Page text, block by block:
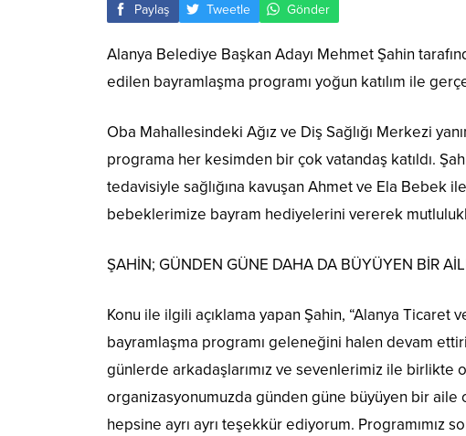
Paylaş Tweetle Gönder
Alanya Belediye Başkan Adayı Mehmet Şahin
edilen bayramlaşma programı yoğun katılım ile
Oba Mahallesindeki Ağız ve Diş Sağlığı Merkezi
programa her kesimden bir çok vatandaş katıldı.
tedavisiyle sağlığına kavuşan Ahmet ve Ela Bebek
bebeklerimize bayram hediyelerini vererek
ŞAHİN; GÜNDEN GÜNE DAHA DA BÜYÜYEN BİR
Konu ile ilgili açıklama yapan Şahin, “Alanya Ticaret
bayramlaşma programı geleneğini halen devam
günlerde arkadaşlarımız ve sevenlerimiz ile birlikte
organizasyonumuzda günden güne büyüyen bir
hepsine ayrı ayrı teşekkür ediyorum. Programımız